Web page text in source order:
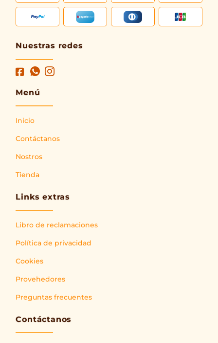
Nuestras redes
Menú
Inicio
Contáctanos
Nostros
Tienda
Links extras
Libro de reclamaciones
Política de privacidad
Cookies
Provehedores
Preguntas frecuentes
Contáctanos